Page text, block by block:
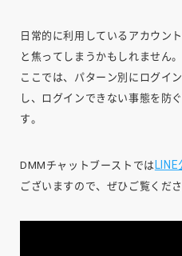
日常的に利用しているアカウン
と焦ってしまうかもしれません。
ここでは、パターン別にログイ
し、ログインできない事態を防
す。
DMMチャットブーストでは
ございますので、ぜひご覧くださ